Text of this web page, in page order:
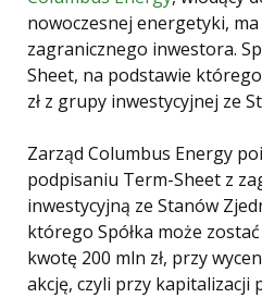
nowoczesnej energetyki,
zagranicznego inwestora.
Sheet, na podstawie
zł z grupy inwestycyjnej ze
Zarząd Columbus Energy
podpisaniu Term-Sheet z
inwestycyjną ze Stanów
którego Spółka może
kwotę 200 mln zł, przy
akcję, czyli przy kapitalizacji